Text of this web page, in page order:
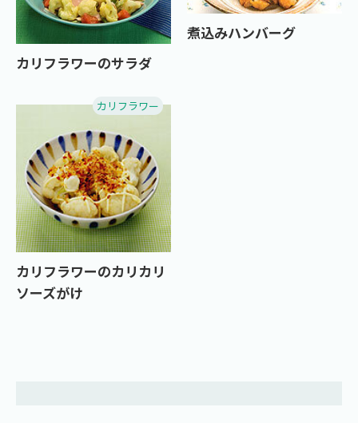
カリフラワーのサラダ
煮込みハンバーグ
カリフラワー
カリフラワーのカリカリ
ソーズがけ